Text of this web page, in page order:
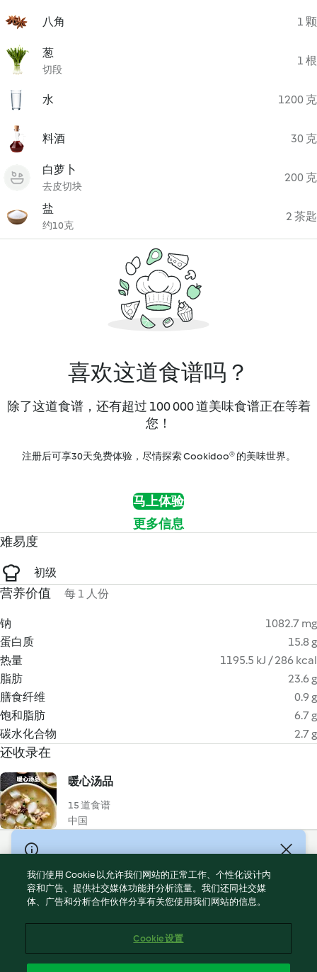
八角 1 颗
葱
切段
1 根
水 1200 克
料酒 30 克
白萝卜
去皮切块
200 克
盐
约10克
2 茶匙
喜欢这道食谱吗？
除了这道食谱，还有超过 100 000 道美味食谱正在等着
您！
注册后可享30天免费体验，尽情探索 Cookidoo® 的美味世界。
马上体验
更多信息
难易度
初级
营养价值 每 1 人份
钠
1082.7 mg
蛋白质
15.8 g
热量
1195.5 kJ / 286 kcal
脂肪
23.6 g
膳食纤维
0.9 g
饱和脂肪
6.7 g
碳水化合物
2.7 g
还收录在
暖心汤品
15 道食谱
中国
© Copyright 2021-2023 福维克信息科技(上海)有限公司 版权所有
2026
使用规定
Cookies
我们使用 Cookie 以允许我们网站的正常工作、个性化设计内
容和广告、提供社交媒体功能并分析流量。我们还同社交媒
体、广告和分析合作伙伴分享有关您使用我们网站的信息。
Cookie 设置